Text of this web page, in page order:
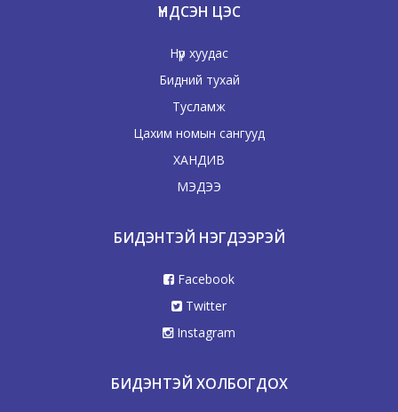
ҮНДСЭН ЦЭС
Нүүр хуудас
Бидний тухай
Тусламж
Цахим номын сангууд
ХАНДИВ
МЭДЭЭ
БИДЭНТЭЙ НЭГДЭЭРЭЙ
Facebook
Twitter
Instagram
БИДЭНТЭЙ ХОЛБОГДОХ